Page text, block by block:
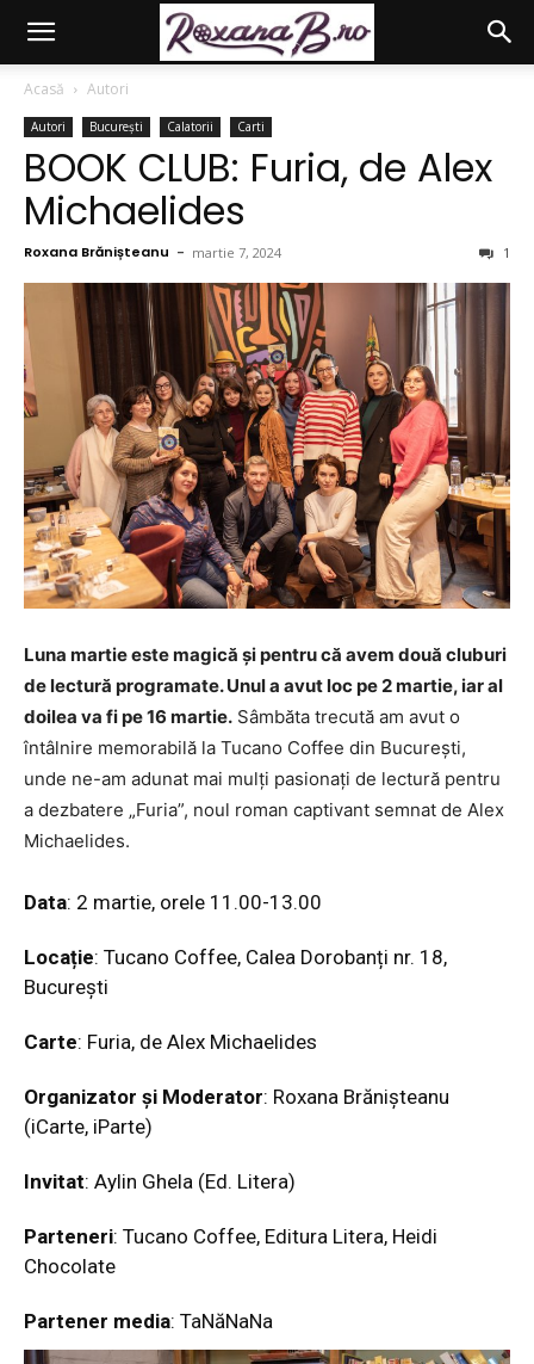
Acasă Autori
Autori București Calatorii Carti
BOOK CLUB: Furia, de Alex
Michaelides
Roxana Brănișteanu - martie 7, 2024 1
Luna martie este magică și pentru că avem două cluburi
de lectură programate. Unul a avut loc pe 2 martie, iar al
doilea va fi pe 16 martie. Sâmbăta trecută am avut o
întâlnire memorabilă la Tucano Coffee din București,
unde ne-am adunat mai mulți pasionați de lectură pentru
a dezbatere „Furia”, noul roman captivant semnat de Alex
Michaelides.
Data: 2 martie, orele 11.00-13.00
Locație: Tucano Coffee, Calea Dorobanți nr. 18,
București
Carte: Furia, de Alex Michaelides
Organizator și Moderator: Roxana Brănișteanu
(iCarte, iParte)
Invitat: Aylin Ghela (Ed. Litera)
Parteneri: Tucano Coffee, Editura Litera, Heidi
Chocolate
Partener media: TaNăNaNa